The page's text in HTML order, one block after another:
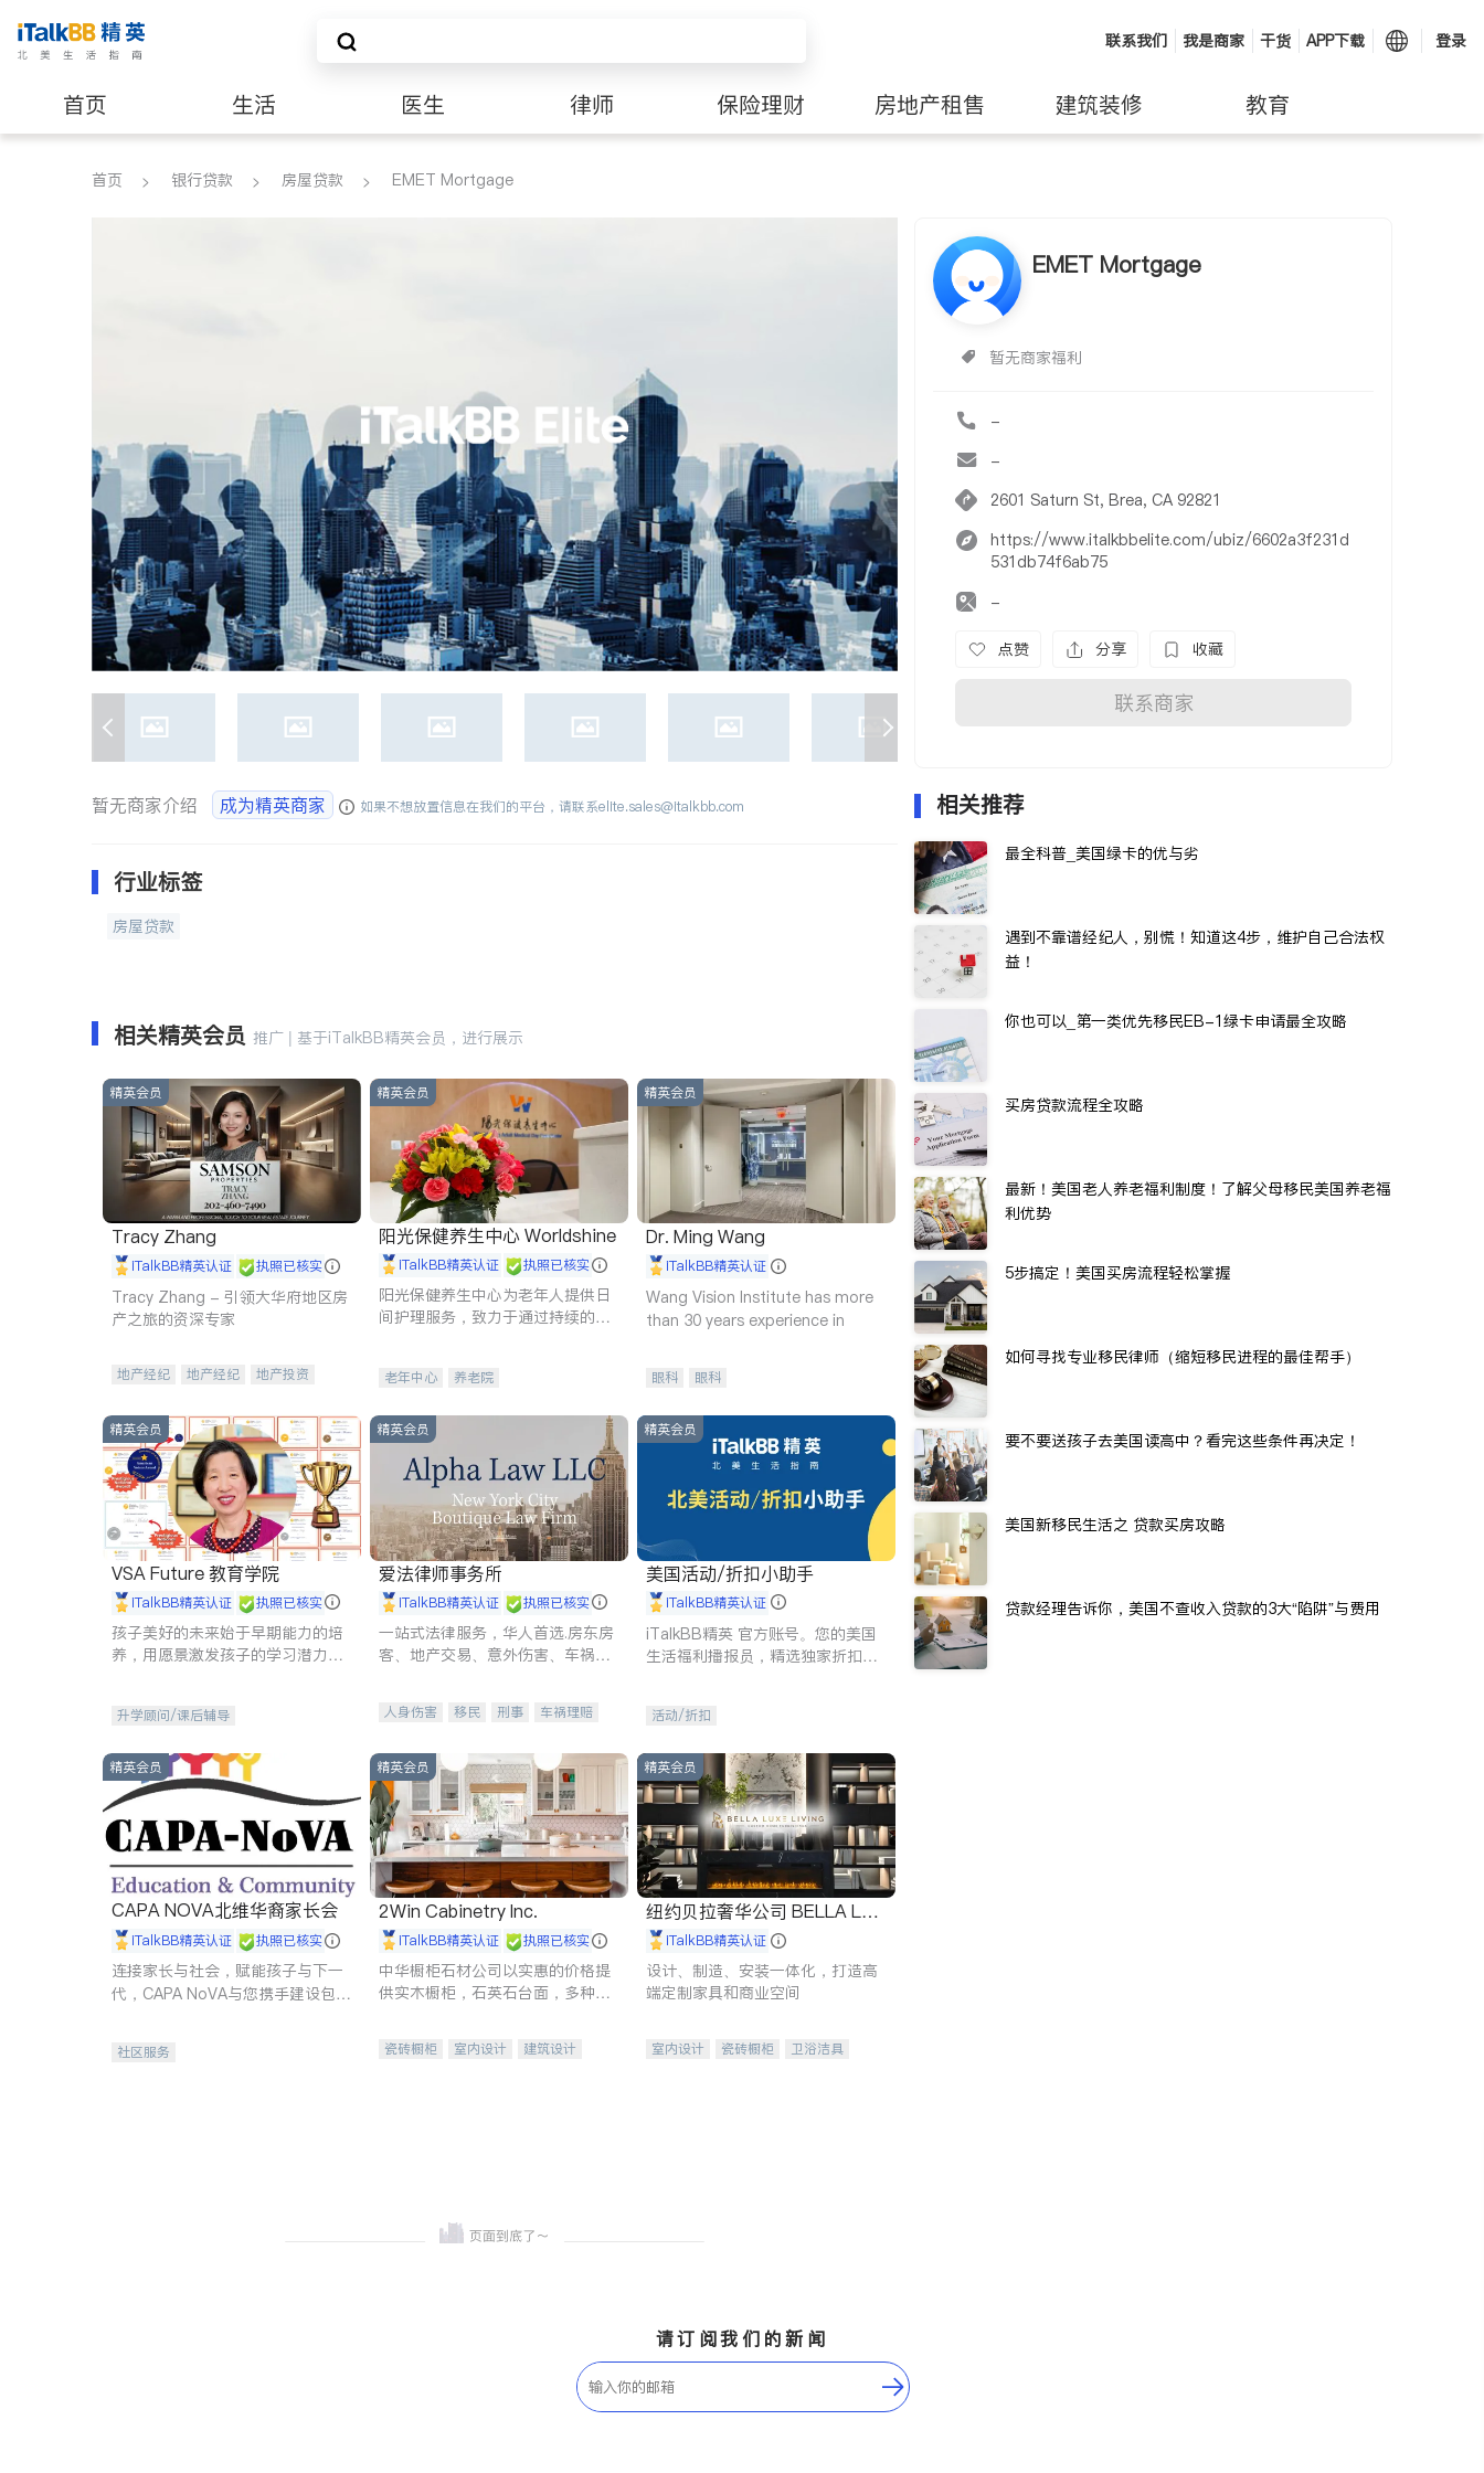
联系我们 我是商家 干货 APP下载 登录
首页 生活 医生 律师 保险理财 房地产租售 建筑装修 教育
养老 非盈利组织
首页 银行贷款 房屋贷款 EMET Mortgage
EMET Mortgage
暂无商家福利
-
-
2601 Saturn St, Brea, CA 92821
https://www.italkbbelite.com/ubiz/6602a3f231d
531db74f6ab75
-
点赞 分享 收藏
联系商家
暂无商家介绍 成为精英商家 如果不想放置信息在我们的平台，请联系elite.sales@italkbb.com
行业标签
房屋贷款
相关精英会员 推广 | 基于iTalkBB精英会员，进行展示
精英会员
Tracy Zhang
iTalkBB精英认证 执照已核实
Tracy Zhang - 引领大华府地区房
产之旅的资深专家
地产经纪 地产经纪
地产投资
精英会员
阳光保健养生中心 Worldshine
iTalkBB精英认证 执照已核实
阳光保健养生中心为老年人提供日
间护理服务，致力于通过持续的护
老年中心 养老院
精英会员
Dr. Ming Wang
iTalkBB精英认证
Wang Vision Institute has more
than 30 years experience in
眼科 眼科
精英会员
VSA Future 教育学院
iTalkBB精英认证 执照已核实
孩子美好的未来始于早期能力的培
养，用愿景激发孩子的学习潜力和
升学顾问/课后辅导
精英会员
爱法律师事务所
iTalkBB精英认证 执照已核实
一站式法律服务，华人首选.房东房
客、地产交易、意外伤害、车祸重
人身伤害 移民 刑事
车祸理赔
商标注册
索赔 律师-其它 保释
精英会员
美国活动/折扣小助手
iTalkBB精英认证
iTalkBB精英 官方账号。您的美国
生活福利播报员，精选独家折扣、
活动/折扣
精英会员
CAPA NOVA北维华裔家长会
iTalkBB精英认证 执照已核实
连接家长与社会，赋能孩子与下一
代，CAPA NoVA与您携手建设包
社区服务
精英会员
2Win Cabinetry Inc.
iTalkBB精英认证 执照已核实
中华橱柜石材公司以实惠的价格提
供实木橱柜，石英石台面，多种优
机。品质厨房，家的选择。
瓷砖橱柜 室内设计
建筑设计
精英会员
纽约贝拉奢华公司 BELLA LUX
E iTalkBB精英认证
设计、制造、安装一体化，打造高
端定制家具和商业空间
室内设计 瓷砖橱柜
卫浴洁具
相关推荐
最全科普_美国绿卡的优与劣
遇到不靠谱经纪人，别慌！知道这4步，维护自己合法权
益！
你也可以_第一类优先移民EB-1绿卡申请最全攻略
买房贷款流程全攻略
最新！美国老人养老福利制度！了解父母移民美国养老福
利优势
5步搞定！美国买房流程轻松掌握
如何寻找专业移民律师（缩短移民进程的最佳帮手）
要不要送孩子去美国读高中？看完这些条件再决定！
美国新移民生活之 贷款买房攻略
贷款经理告诉你，美国不查收入贷款的3大“陷阱”与费用
请订阅我们的新闻